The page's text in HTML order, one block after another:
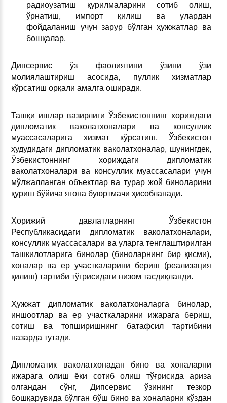
радиоузатиш қурилмаларини сотиб олиш,
ўрнатиш, импорт қилиш ва улардан
фойдаланиш учун зарур бўлган ҳужжатлар ва
бошқалар.
Дипсервис ўз фаолиятини ўзини ўзи
молиялаштириш асосида, пуллик хизматлар
кўрсатиш орқали амалга оширади.
Ташқи ишлар вазирлиги Ўзбекистоннинг хориждаги
дипломатик ваколатхоналари ва консуллик
муассасаларига хизмат кўрсатиш, Ўзбекистон
ҳудудидаги дипломатик ваколатхоналар, шунингдек,
Ўзбекистоннинг хориждаги дипломатик
ваколатхоналари ва консуллик муассасалари учун
мўлжалланган объектлар ва турар жой биноларини
қуриш бўйича ягона буюртмачи ҳисобланади.
Хорижий давлатларнинг Ўзбекистон
Республикасидаги дипломатик ваколатхоналари,
консуллик муассасалари ва уларга тенглаштирилган
ташкилотларига бинолар (биноларнинг бир қисми),
хоналар ва ер участкаларини бериш (реализация
қилиш) тартиби тўғрисидаги низом тасдиқланди.
Ҳужжат дипломатик ваколатхоналарга бинолар,
иншоотлар ва ер участкаларини ижарага бериш,
сотиш ва топширишнинг батафсил тартибини
назарда тутади.
Дипломатик ваколатхонадан бино ва хоналарни
ижарага олиш ёки сотиб олиш тўғрисида ариза
олгандан сўнг, Дипсервис ўзининг тезкор
бошқарувида бўлган бўш бино ва хоналарни кўздан